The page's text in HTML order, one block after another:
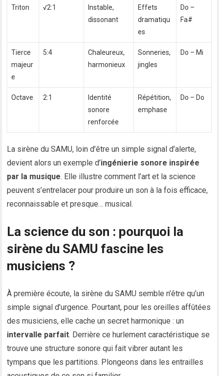
Triton √2:1
Instable,
dissonant
Effets
dramatiqu
es
Do –
Fa#
Tierce
majeur
e
5:4
Chaleureux,
harmonieux
Sonneries,
jingles
Do – Mi
Octave 2:1
Identité
sonore
renforcée
Répétition,
emphase
Do – Do
La sirène du SAMU, loin d’être un simple signal d’alerte,
devient alors un exemple d’ingénierie sonore inspirée
par la musique. Elle illustre comment l’art et la science
peuvent s’entrelacer pour produire un son à la fois efficace,
reconnaissable et presque… musical.
La science du son : pourquoi la
sirène du SAMU fascine les
musiciens ?
À première écoute, la sirène du SAMU semble n’être qu’un
simple signal d’urgence. Pourtant, pour les oreilles affûtées
des musiciens, elle cache un secret harmonique : un
intervalle parfait. Derrière ce hurlement caractéristique se
trouve une structure sonore qui fait vibrer autant les
tympans que les partitions. Plongeons dans les entrailles